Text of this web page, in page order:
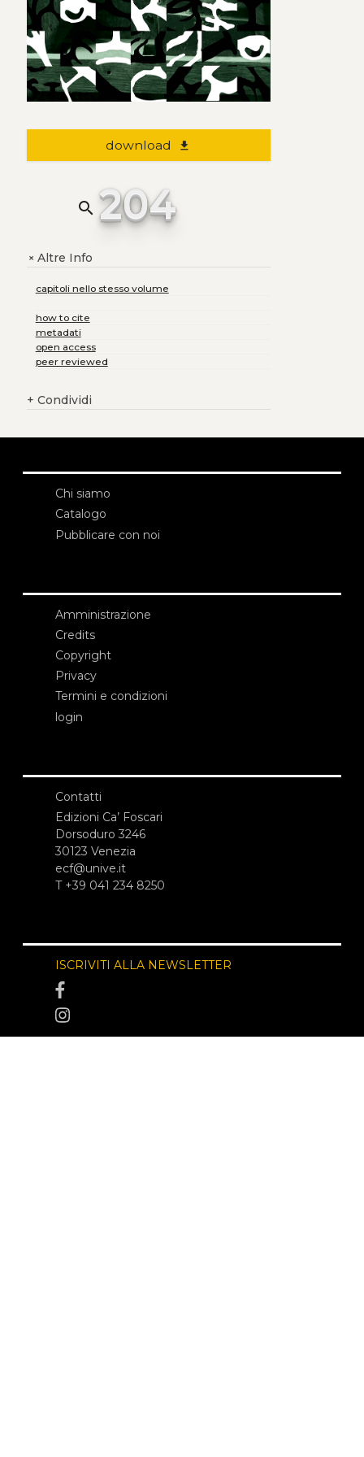
download file_download
search 204
+Altre Info
capitoli nello stesso volume
how to cite
metadati
open access
peer reviewed
+ Condividi
Chi siamo
Catalogo
Pubblicare con noi
Amministrazione
Credits
Copyright
Privacy
Termini e condizioni
login
Contatti
Edizioni Ca’ Foscari
Dorsoduro 3246
30123 Venezia
ecf@unive.it
T +39 041 234 8250
ISCRIVITI ALLA NEWSLETTER